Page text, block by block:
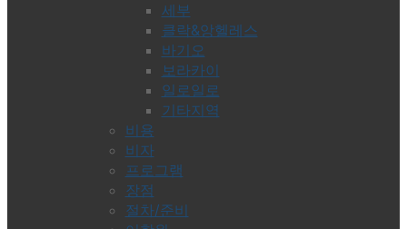
세부
클락&앙헬레스
바기오
보라카이
일로일로
기타지역
비용
비자
프로그램
장점
절차/준비